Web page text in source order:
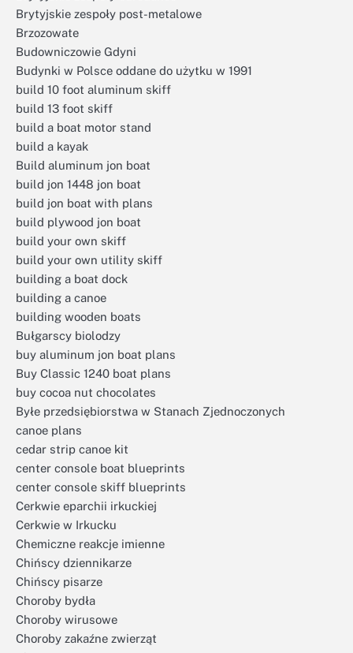
Brytyjskie zespoły post-metalowe
Brzozowate
Budowniczowie Gdyni
Budynki w Polsce oddane do użytku w 1991
build 10 foot aluminum skiff
build 13 foot skiff
build a boat motor stand
build a kayak
Build aluminum jon boat
build jon 1448 jon boat
build jon boat with plans
build plywood jon boat
build your own skiff
build your own utility skiff
building a boat dock
building a canoe
building wooden boats
Bułgarscy biolodzy
buy aluminum jon boat plans
Buy Classic 1240 boat plans
buy cocoa nut chocolates
Byłe przedsiębiorstwa w Stanach Zjednoczonych
canoe plans
cedar strip canoe kit
center console boat blueprints
center console skiff blueprints
Cerkwie eparchii irkuckiej
Cerkwie w Irkucku
Chemiczne reakcje imienne
Chińscy dziennikarze
Chińscy pisarze
Choroby bydła
Choroby wirusowe
Choroby zakaźne zwierząt